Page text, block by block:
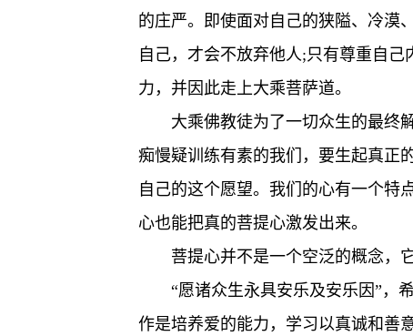
的庄严。即使面对自己的狭隘、冷漠
自己，才会不放弃他人;只有尊重自
力，并因此走上大乘菩萨道。
大乘佛教徒为了一切众生的最终
痴慢疑训练有素的我们，要生起真正
自己的这个愿望。我们的心有一个特
心也能把真的菩提心激发出来。
菩提心并不是一个空泛的概念，
“愿诸众生永具安乐及安乐因”，
作是培养爱的能力，学习以真诚和善